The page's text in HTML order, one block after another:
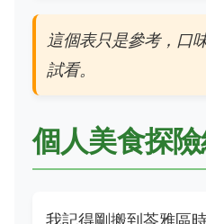
這個表只是參考，口
試看。
個人美食探
我記得剛搬到苓雅區